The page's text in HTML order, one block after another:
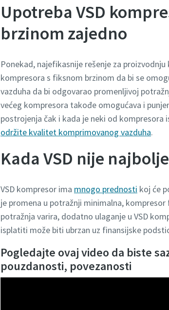
Upotreba VSD
brzinom zajedno
Ponekad, najefikasnije rešenje za
kompresora s fiksnom brzinom da bi se
vazduha da bi odgovarao promenljivoj
većeg kompresora takođe omogućava i
postrojenja čak i kada je neki od kompresora
održite kvalitet komprimovanog vazduha.
Kada VSD nije
VSD kompresor ima mnogo prednosti koj će
je promena u potražnji minimalna,
potražnja varira, dodatno ulaganje u VSD
isplatiti može biti ubrzan uz finansijske
Pogledajte ovaj video da biste
pouzdanosti, povezanosti